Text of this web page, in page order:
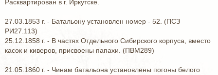
Расквартирован в г. Иркутске.
27.03.1853 г. - Батальону установлен номер - 52. (ПСЗ
РИ27.113)
25.12.1858 г. - В частях Отдельного Сибирского корпуса, вместо
касок и киверов, присвоены папахи. (ПВМ289)
21.05.1860 г. - Чинам батальона установлены погоны белого